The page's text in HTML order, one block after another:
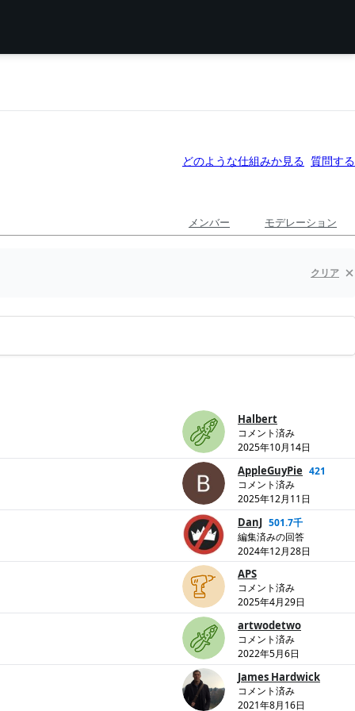
どのような仕組みか見る 質問する
メンバー モデレーション
クリア
Halbert
コメント済み
2025年10月14日
AppleGuyPie 421
コメント済み
2025年12月11日
DanJ 501.7千
編集済みの回答
2024年12月28日
APS
コメント済み
2025年4月29日
artwodetwo
コメント済み
2022年5月6日
James Hardwick
コメント済み
2021年8月16日